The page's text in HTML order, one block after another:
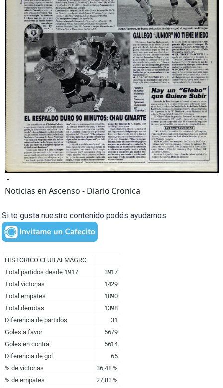
-
Noticias en Ascenso - Diario Cronica
Si te gusta nuestro contenido podés ayudarnos: